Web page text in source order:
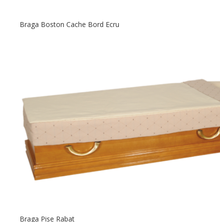
Braga Boston Cache Bord Ecru
Braga Pise Rabat